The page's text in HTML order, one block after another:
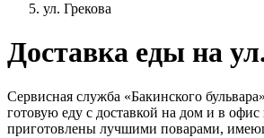
ул. Грекова
Доставка еды на
Сервисная служба «Бакинского
готовую еду с доставкой на дом и в офис
приготовлены лучшими поварами,